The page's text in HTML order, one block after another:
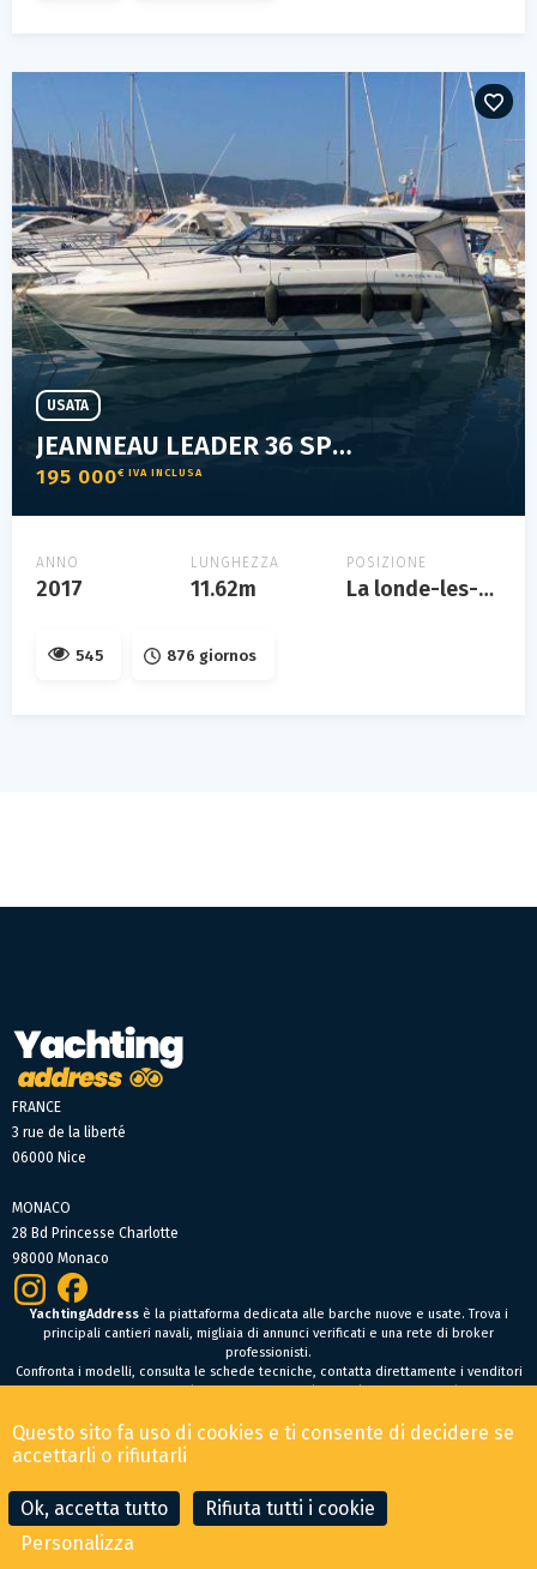
JEANNEAU LEADER 36 SPORT TOP
195 000€ IVA INCLUSA
USATA
ANNO
2017
LUNGHEZZA
11.62m
POSIZIONE
La londe-les-maures, la londe-les-maures, france
545 876 giornos
CONTATTA IL BROKER
FRANCE
3 rue de la liberté
06000 Nice
MONACO
28 Bd Princesse Charlotte
98000 Monaco
YachtingAddressè la piattaforma dedicata alle barche nuove e usate. Trova i
principali cantieri navali, migliaia di annunci verificati e una rete di broker
professionisti.
Confronta i modelli, consulta le schede tecniche, contatta direttamente i venditori
oppure fai un’offerta online per trovare facilmente la tua prossima barca.
Condizioni Generali di Vendita-Menzioni legali
© 2026 YachtingAddress.com
Questo sito fa uso di cookies e ti consente di decidere se
accettarli o rifiutarli
Ok, accetta tutto
Rifiuta tutti i cookie
Personalizza